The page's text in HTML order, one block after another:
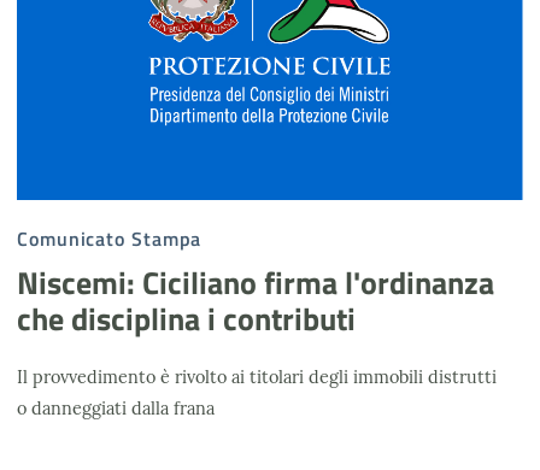
Comunicato Stampa
Niscemi: Ciciliano firma l'ordinanza
che disciplina i contributi
Il provvedimento è rivolto ai titolari degli immobili distrutti
o danneggiati dalla frana